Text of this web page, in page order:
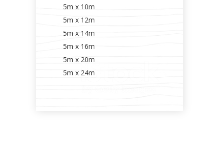
5m x 10m
5m x 12m
5m x 14m
5m x 16m
5m x 20m
5m x 24m